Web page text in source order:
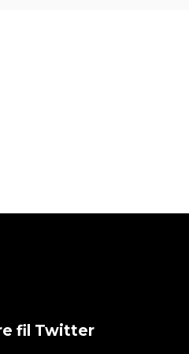
fil Twitter